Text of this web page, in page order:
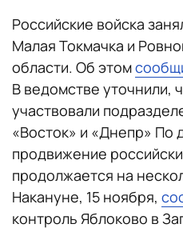
Российские войска
Малая Токмачка и
области. Об этом
В ведомстве уточнили,
участвовали
«Восток» и «Днепр»
продвижение
продолжается на
Накануне, 15 ноября,
контроль Яблоково в